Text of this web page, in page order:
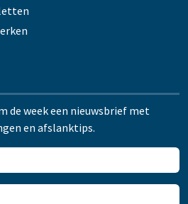
de week een nieuwsbrief met
en afslanktips.